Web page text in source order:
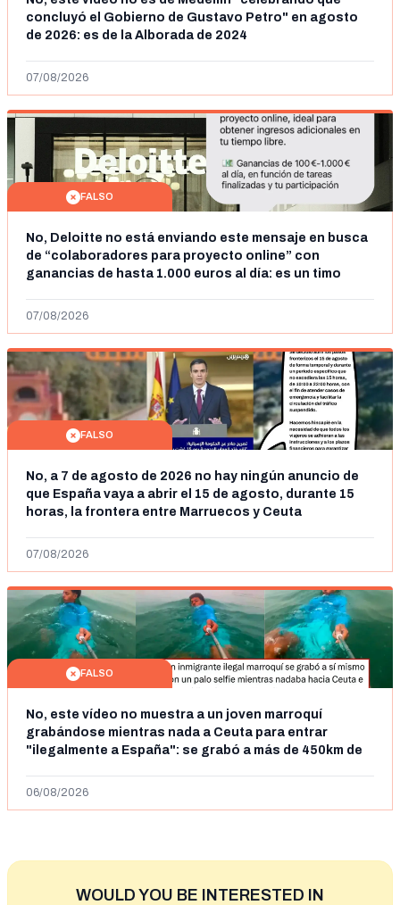
concluyó el Gobierno de Gustavo Petro" en agosto
de 2026: es de la Alborada de 2024
07/08/2026
FALSO
No, Deloitte no está enviando este mensaje en busca
de “colaboradores para proyecto online” con
ganancias de hasta 1.000 euros al día: es un timo
07/08/2026
FALSO
No, a 7 de agosto de 2026 no hay ningún anuncio de
que España vaya a abrir el 15 de agosto, durante 15
horas, la frontera entre Marruecos y Ceuta
07/08/2026
FALSO
No, este vídeo no muestra a un joven marroquí
grabándose mientras nada a Ceuta para entrar
"ilegalmente a España": se grabó a más de 450km de
06/08/2026
WOULD YOU BE INTERESTED IN